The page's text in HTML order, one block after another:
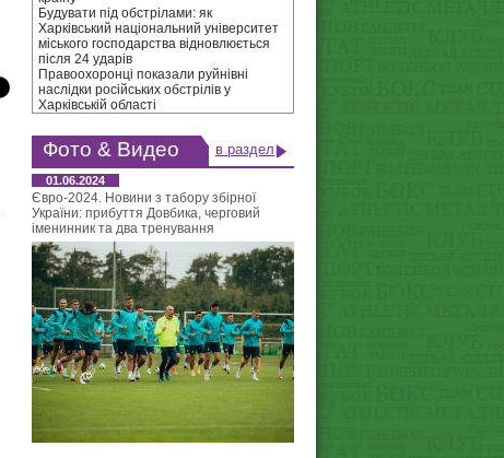
Будувати під обстрілами: як
Харківський національний університет
міського господарства відновлюється
після 24 ударів
Правоохоронці показали руйнівні
наслідки російських обстрілів у
Харківській області
Фото & Видео в раздел
01.06.2024
Євро-2024. Новини з табору збірної
України: прибуття Довбика, черговий
іменинник та два тренування